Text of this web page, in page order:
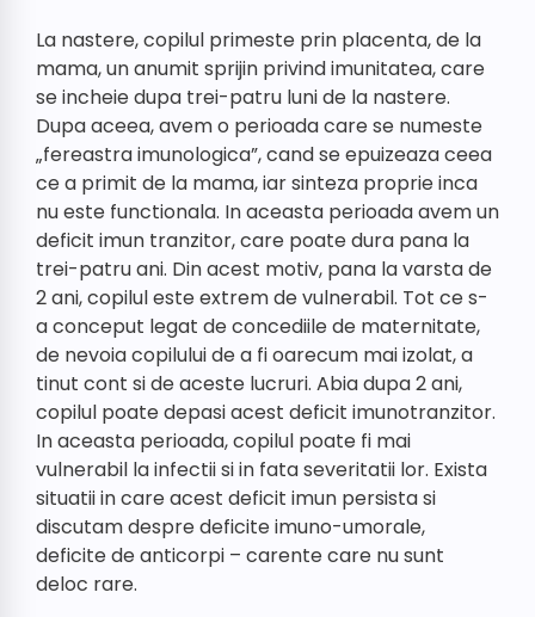
La nastere, copilul primeste prin placenta, de la
mama, un anumit sprijin privind imunitatea, care
se incheie dupa trei-patru luni de la nastere.
Dupa aceea, avem o perioada care se numeste
„fereastra imunologica”, cand se epuizeaza ceea
ce a primit de la mama, iar sinteza proprie inca
nu este functionala. In aceasta perioada avem un
deficit imun tranzitor, care poate dura pana la
trei-patru ani. Din acest motiv, pana la varsta de
2 ani, copilul este extrem de vulnerabil. Tot ce s-
a conceput legat de concediile de maternitate,
de nevoia copilului de a fi oarecum mai izolat, a
tinut cont si de aceste lucruri. Abia dupa 2 ani,
copilul poate depasi acest deficit imunotranzitor.
In aceasta perioada, copilul poate fi mai
vulnerabil la infectii si in fata severitatii lor. Exista
situatii in care acest deficit imun persista si
discutam despre deficite imuno-umorale,
deficite de anticorpi – carente care nu sunt
deloc rare.